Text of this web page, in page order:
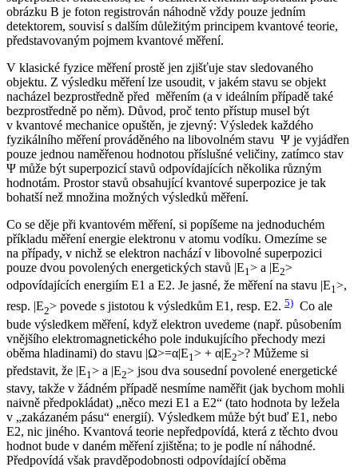
obrázku B je foton registrován náhodně vždy pouze jedním
detektorem, souvisí s dalším důležitým principem kvantové teorie,
představovaným pojmem kvantové měření.
V klasické fyzice měření prostě jen zjišťuje stav sledovaného
objektu. Z výsledku měření lze usoudit, v jakém stavu se objekt
nacházel bezprostředně před měřením (a v ideálním případě také
bezprostředně po něm). Důvod, proč tento přístup musel být
v kvantové mechanice opuštěn, je zjevný: Výsledek každého
fyzikálního měření prováděného na libovolném stavu Ψ je vyjádřen
pouze jednou naměřenou hodnotou příslušné veličiny, zatímco stav
Ψ může být superpozicí stavů odpovídajících několika různým
hodnotám. Prostor stavů obsahující kvantové superpozice je tak
bohatší než množina možných výsledků měření.
Co se děje při kvantovém měření, si popíšeme na jednoduchém
příkladu měření energie elektronu v atomu vodíku. Omezíme se
na případy, v nichž se elektron nachází v libovolné superpozici
pouze dvou povolených energetických stavů |Ε1> a |Ε2>
odpovídajících energiím E1 a E2. Je jasné, že měření na stavu |Ε1>,
resp. | Ε2> povede s jistotou k výsledkům E1, resp. E2. 5) Co ale
bude výsledkem měření, když elektron uvedeme (např. působením
vnějšího elektromagnetického pole indukujícího přechody mezi
oběma hladinami) do stavu |Ω>=α|Ε1 > + α|Ε2>? Můžeme si
představit, že |Ε1> a |Ε2> jsou dva sousední povolené energetické
stavy, takže v žádném případě nesmíme naměřit (jak bychom mohli
naivně předpokládat) „něco mezi E1 a E2“ (tato hodnota by ležela
v „zakázaném pásu“ energií). Výsledkem může být buď E1, nebo
E2, nic jiného. Kvantová teorie nepředpovídá, která z těchto dvou
hodnot bude v daném měření zjištěna; to je podle ní náhodné.
Předpovídá však pravděpodobnosti odpovídající oběma